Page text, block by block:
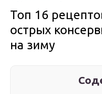
Топ 16
острых
на зиму